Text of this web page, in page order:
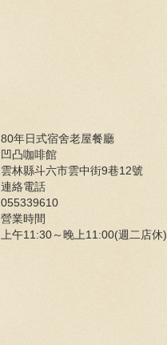
80年日式宿舍老屋餐廳
凹凸咖啡館
雲林縣斗六市雲中街9巷12號
連絡電話
055339610
營業時間
上午11:30～晚上11:00(週二店休)